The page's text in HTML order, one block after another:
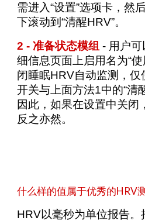
需进入“设置”选项卡，然
下滚动到“清醒HRV”。
2 - 准备状态模组 - 用户
细信息页面上启用名为“
闭睡眠HRV自动监测，
开关与上面方法1中的“清
因此，如果在设置中关闭
反之亦然。
什么样的值属于优秀的HRV
HRV以毫秒为单位报告。